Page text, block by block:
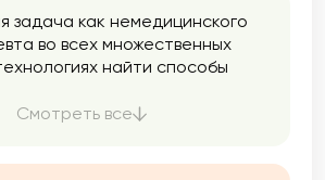
задача как немедицинского
во всех множественных
найти способы
в свою жизнь в
Смотреть все